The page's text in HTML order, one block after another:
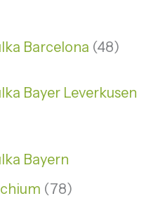
Barcelona 48
Bayer Leverkusen
Bayern
78